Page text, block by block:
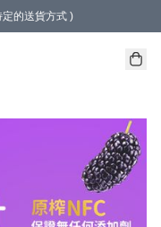
的送貨方式 )